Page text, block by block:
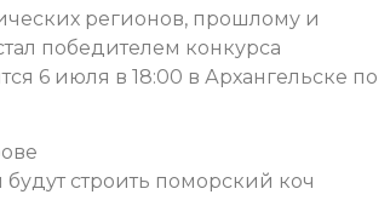
регионов, прошлому и
победителем конкурса
6 июля в 18:00 в Архангельске по
строить поморский коч